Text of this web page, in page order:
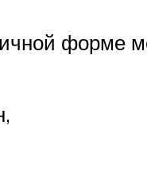
форме